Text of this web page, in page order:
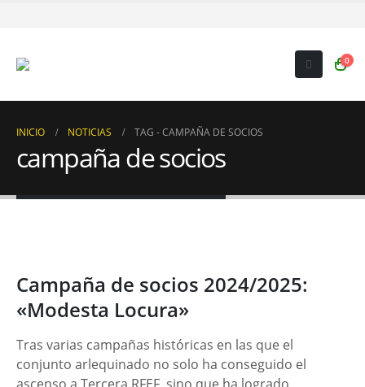
0
INICIO NOTICIAS TAG -CAMPAÑA DE SOCIOS
campaña de socios
Campaña de socios 2024/2025:
«Modesta Locura»
Tras varias campañas históricas en las que el
conjunto arlequinado no solo ha conseguido el